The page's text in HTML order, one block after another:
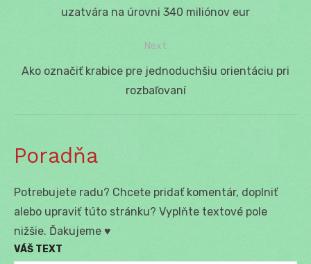
uzatvára na úrovni 340 miliónov eur
Next
Next
Ako označiť krabice pre jednoduchšiu orientáciu pri
rozbaľovaní
Poradňa
Potrebujete radu? Chcete pridať komentár, doplniť
alebo upraviť túto stránku? Vyplňte textové pole
nižšie. Ďakujeme ♥
VÁŠ TEXT